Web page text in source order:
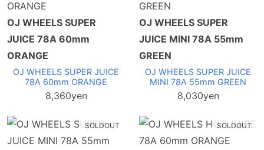
OJ WHEELS SUPER
JUICE 78A 60mm
ORANGE
OJ WHEELS SUPER JUICE
78A 60mm ORANGE
8,360yen
OJ WHEELS SUPER
JUICE MINI 78A 55mm
GREEN
OJ WHEELS SUPER JUICE
MINI 78A 55mm GREEN
8,030yen
SOLDOUT SOLDOUT